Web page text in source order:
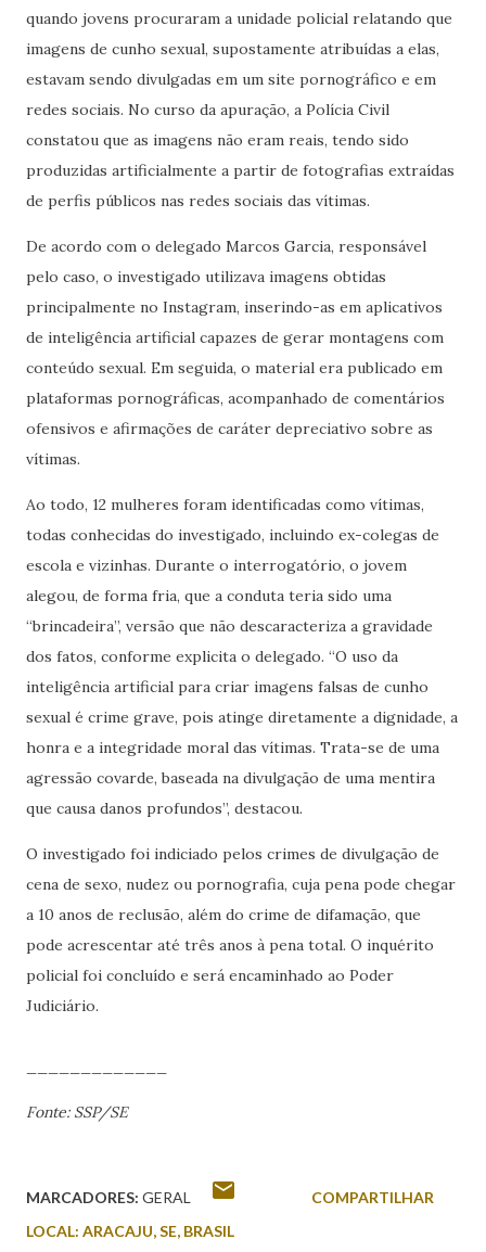
quando jovens procuraram a unidade policial relatando que
imagens de cunho sexual, supostamente atribuídas a elas,
estavam sendo divulgadas em um site pornográfico e em
redes sociais. No curso da apuração, a Polícia Civil
constatou que as imagens não eram reais, tendo sido
produzidas artificialmente a partir de fotografias extraídas
de perfis públicos nas redes sociais das vítimas.
De acordo com o delegado Marcos Garcia, responsável
pelo caso, o investigado utilizava imagens obtidas
principalmente no Instagram, inserindo-as em aplicativos
de inteligência artificial capazes de gerar montagens com
conteúdo sexual. Em seguida, o material era publicado em
plataformas pornográficas, acompanhado de comentários
ofensivos e afirmações de caráter depreciativo sobre as
vítimas.
Ao todo, 12 mulheres foram identificadas como vítimas,
todas conhecidas do investigado, incluindo ex-colegas de
escola e vizinhas. Durante o interrogatório, o jovem
alegou, de forma fria, que a conduta teria sido uma
“brincadeira”, versão que não descaracteriza a gravidade
dos fatos, conforme explicita o delegado. “O uso da
inteligência artificial para criar imagens falsas de cunho
sexual é crime grave, pois atinge diretamente a dignidade, a
honra e a integridade moral das vítimas. Trata-se de uma
agressão covarde, baseada na divulgação de uma mentira
que causa danos profundos”, destacou.
O investigado foi indiciado pelos crimes de divulgação de
cena de sexo, nudez ou pornografia, cuja pena pode chegar
a 10 anos de reclusão, além do crime de difamação, que
pode acrescentar até três anos à pena total. O inquérito
policial foi concluído e será encaminhado ao Poder
Judiciário.
Fonte: SSP/SE
MARCADORES: GERAL
LOCAL: ARACAJU, SE, BRASIL
COMPARTILHAR